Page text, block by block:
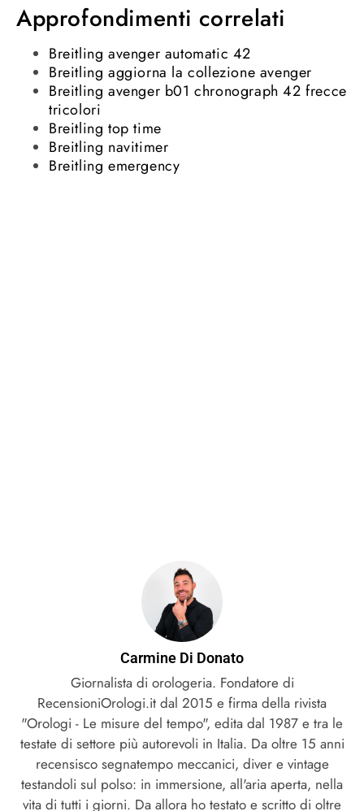
Approfondimenti correlati
Breitling avenger automatic 42
Breitling aggiorna la collezione avenger
Breitling avenger b01 chronograph 42 frecce
tricolori
Breitling top time
Breitling navitimer
Breitling emergency
Carmine Di Donato
Giornalista di orologeria. Fondatore di
RecensioniOrologi.it dal 2015 e firma della rivista
"Orologi - Le misure del tempo", edita dal 1987 e tra le
testate di settore più autorevoli in Italia. Da oltre 15 anni
recensisco segnatempo meccanici, diver e vintage
testandoli sul polso: in immersione, all'aria aperta, nella
vita di tutti i giorni. Da allora ho testato e scritto di oltre